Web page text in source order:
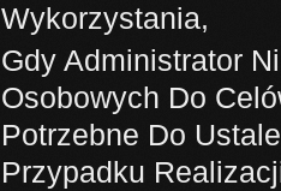
Wykorzystania,
Gdy Administrator
Osobowych Do
Potrzebne Do
Przypadku